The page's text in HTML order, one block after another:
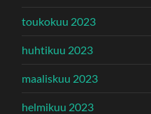
toukokuu 2023
huhtikuu 2023
maaliskuu 2023
helmikuu 2023